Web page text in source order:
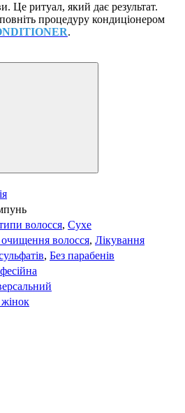
Це ритуал, який дає результат.
процедуру кондиціонером
.
волосся, Сухе
волосся, Лікування
, Без парабенів